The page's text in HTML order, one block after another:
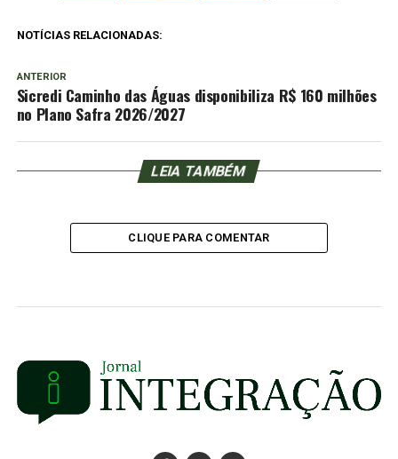
NOTÍCIAS RELACIONADAS:
ANTERIOR
Sicredi Caminho das Águas disponibiliza R$ 160 milhões
no Plano Safra 2026/2027
LEIA TAMBÉM
CLIQUE PARA COMENTAR